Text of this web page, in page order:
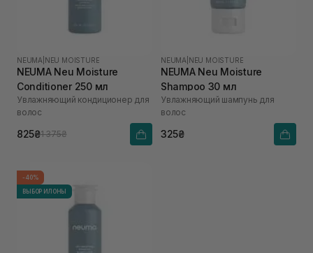
NEUMA NEU MOISTURE
NEUMA Neu Moisture
Conditioner 250 мл
Увлажняющий кондиционер для
волос
825₴1 375₴
NEUMA NEU MOISTURE
NEUMA Neu Moisture
Shampoo 30 мл
Увлажняющий шампунь для
волос
325₴
-40%
ВЫБОР ИЛОНЫ